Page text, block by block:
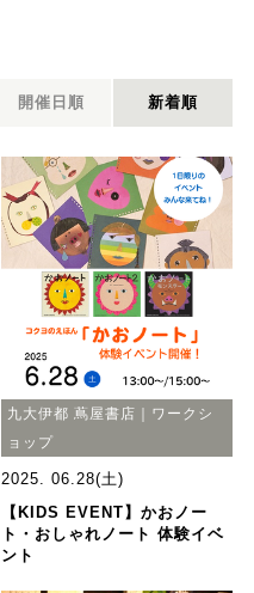
開催日順 新着順
九大伊都 蔦屋書店｜ワークシ
ョップ
2025. 06.28(土)
【KIDS EVENT】かおノー
ト・おしゃれノート 体験イベ
ント